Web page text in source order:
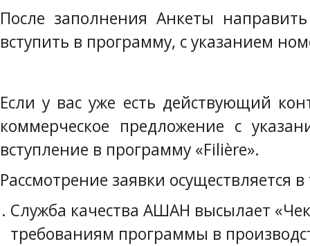
После заполнения Анкеты
вступить в программу, с указанием
Если у вас уже есть действующий
коммерческое предложение с
вступление в программу «Filière».
Рассмотрение заявки осуществляется
Служба качества АШАН высылает
требованиям программы в